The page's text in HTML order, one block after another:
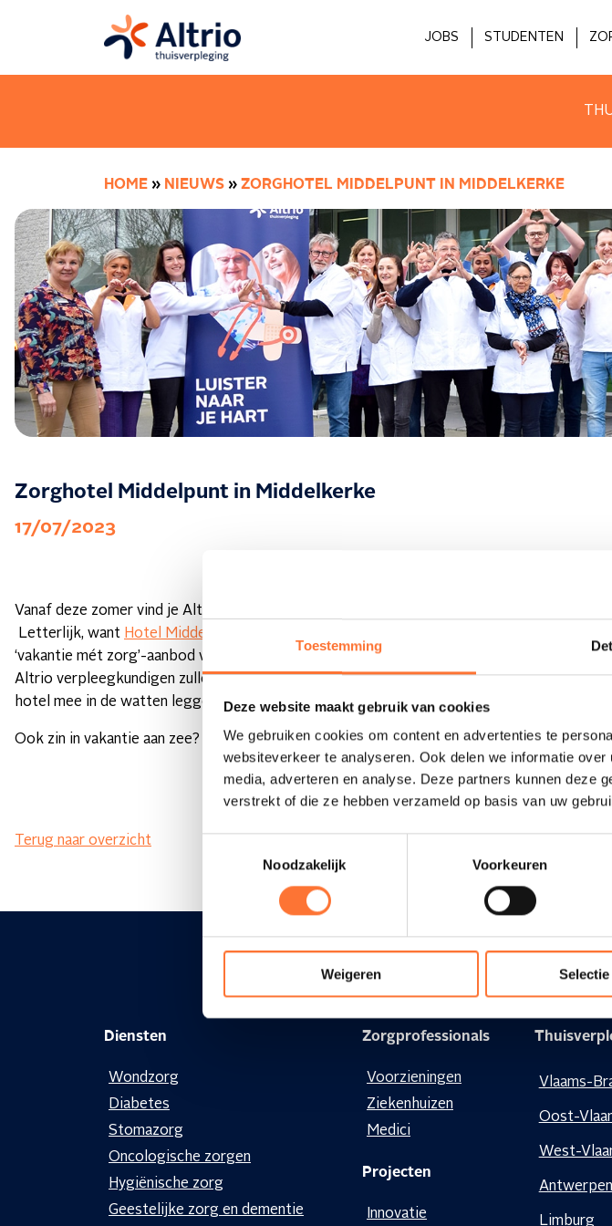
Toestemming
Deze website maakt gebruik van cookies
We gebruiken cookies om content en advertenties te
websiteverkeer te analyseren. Ook delen we informatie
media, adverteren en analyse. Deze partners kunnen deze
verstrekt of die ze hebben verzameld op basis van uw
Noodzakelijk
Voorkeuren
Weigeren
JOBS STUDENTEN
HOME » NIEUWS » ZORGHOTEL MIDDELPUNT IN MIDDELKERKE
Zorghotel Middelpunt in Middelkerke
17/07/2023
Vanaf deze zomer vind je Altrio gelukbrengers in het Middelpunt.
Letterlijk, want Hotel Middelpunt
‘vakantie mét zorg’-aanbod voor bezoekers uit binnen- en buitenland.
Altrio verpleegkundigen zullen deze mensen tijdens hun verblijf in het
hotel mee in de watten leggen.
Ook zin in vakantie aan zee? Neem hier een kijkje:https://middelpunt.be
Terug naar overzicht
Diensten
Wondzorg
Diabetes
Stomazorg
Oncologische zorgen
Hygiënische zorg
Geestelijke zorg en dementie
Zorgprofessionals
Voorzieningen
Ziekenhuizen
Medici
Projecten
Innovatie
Vlaams-
Oost-
West-
Antwerpen
Limburg